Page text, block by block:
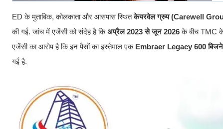
ED के मुताबिक, कोलकाता और आसपास स्थितकेयरवेल ग्रुप (Carewell
की गई. जांच में एजेंसी को संदेह है किअप्रैल 2023 से जून 2026के बीच TMC
एजेंसी का आरोप है कि इन पैसों का इस्तेमाल एक Embraer Legacy 600
गई है.